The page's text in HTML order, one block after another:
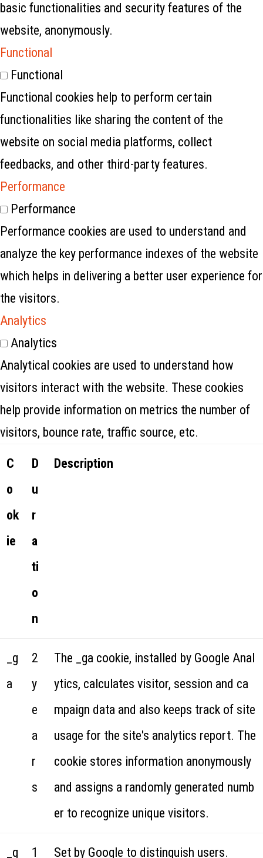
basic functionalities and security features of the
website, anonymously.
Functional
Functional
Functional cookies help to perform certain
functionalities like sharing the content of the
website on social media platforms, collect
feedbacks, and other third-party features.
Performance
Performance
Performance cookies are used to understand and
analyze the key performance indexes of the website
which helps in delivering a better user experience for
the visitors.
Analytics
Analytics
Analytical cookies are used to understand how
visitors interact with the website. These cookies
help provide information on metrics the number of
visitors, bounce rate, traffic source, etc.
C
o
ok
ie
D
u
r
a
ti
o
n
Description
_g
a
2
y
e
a
r
s
The _ga cookie, installed by Google Anal
ytics, calculates visitor, session and ca
mpaign data and also keeps track of site
usage for the site's analytics report. The
cookie stores information anonymously
and assigns a randomly generated numb
er to recognize unique visitors.
_g
1
Set by Google to distinguish users.